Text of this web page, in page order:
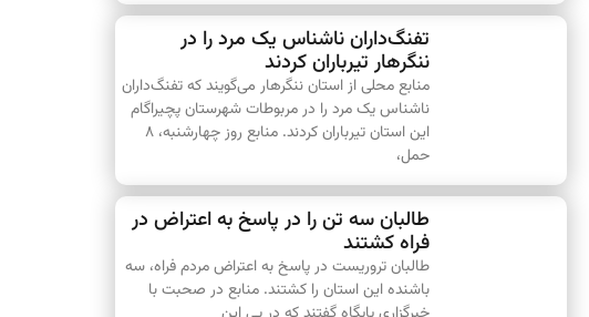
تفنگ‌داران ناشناس یک مرد را در
ننگرهار تیرباران کردند
منابع محلی از استان ننگرهار می‌گویند که تفنگ‌داران
ناشناس یک مرد را در مربوطات شهرستان پچیراگام
این استان تیرباران کردند. منابع روز چهارشنبه، ۸
حمل،
طالبان سه تن را در پاسخ به اعتراض در
فراه کشتند
طالبان تروریست در‌ پاسخ به اعتراض مردم فراه، سه
باشنده این استان را کشتند. منابع در صحبت با